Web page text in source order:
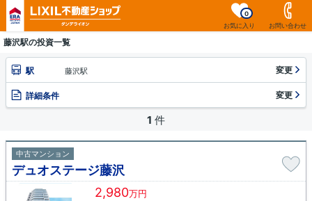
お気に入り
0
お問い合わせ
藤沢駅の投資一覧
駅 藤沢駅 変更
詳細条件 変更
1 件
中古マンション
デュオステージ藤沢
2,980万円